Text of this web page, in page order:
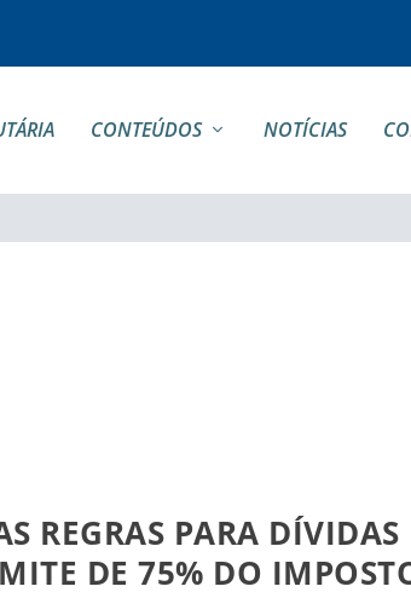
CONTEÚDOS NOTÍCIAS
REGRAS PARA DÍVIDAS
DE 75% DO